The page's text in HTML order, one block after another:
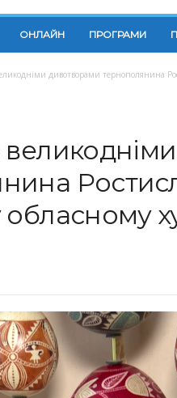
ОНЛАЙН ПРОГРАМИ
дивотворами тернополянина
обласному